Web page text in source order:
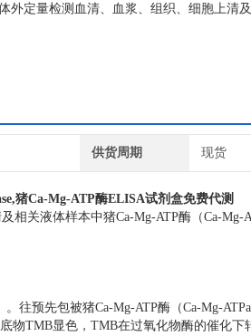
外定量检测血清、血浆、组织、细胞上清
供货周期 现货
猪Ca-Mg-ATP酶ELISA试剂盒免费代测
关液体样本中猪Ca-Mg-ATP酶（Ca-Mg-
往预先包被猪Ca-Mg-ATP酶（Ca-Mg-
物TMB显色，TMB在过氧化物酶的催化